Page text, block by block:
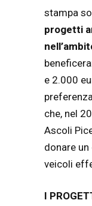
stampa
progetti
e 2.000
che, nel
Ascoli
donare
veicoli
I